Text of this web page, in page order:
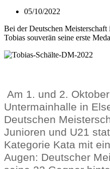
05/10/2022
Bei der Deutschen
Tobias souverän seine erste
Am 1. und 2.
Untermainhalle in
Deutschen
Junioren und U21
Kategorie Kata mit
Augen: Deutscher